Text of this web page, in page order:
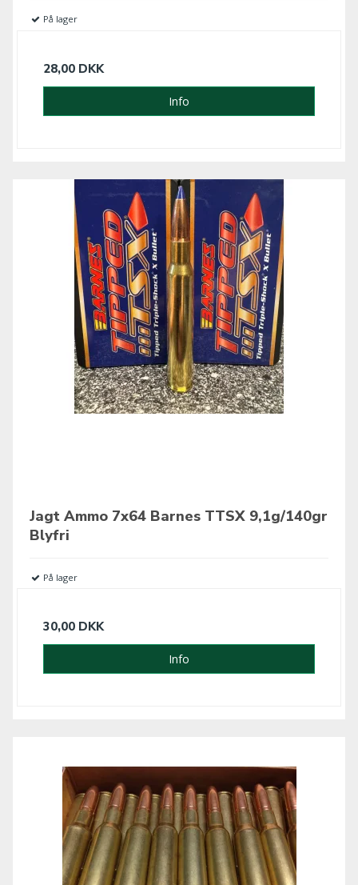
På lager
28,00 DKK
Info
Jagt Ammo 7x64 Barnes TTSX 9,1g/140gr
Blyfri
På lager
30,00 DKK
Info